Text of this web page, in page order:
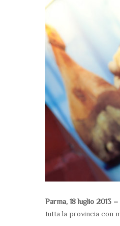
Parma, 18 luglio 2013 –
tutta la provincia con